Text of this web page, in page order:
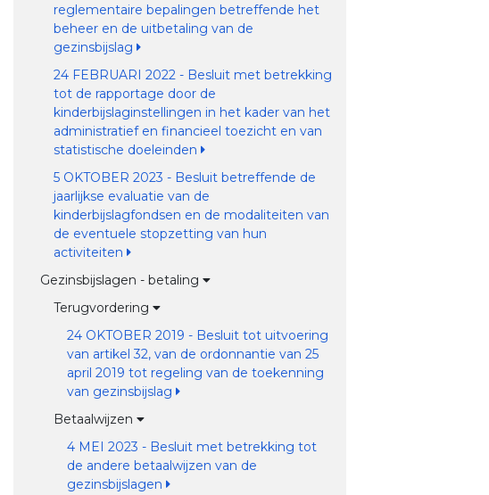
reglementaire bepalingen betreffende het
beheer en de uitbetaling van de
gezinsbijslag
24 FEBRUARI 2022 - Besluit met betrekking
tot de rapportage door de
kinderbijslaginstellingen in het kader van het
administratief en financieel toezicht en van
statistische doeleinden
5 OKTOBER 2023 - Besluit betreffende de
jaarlijkse evaluatie van de
kinderbijslagfondsen en de modaliteiten van
de eventuele stopzetting van hun
activiteiten
Gezinsbijslagen - betaling
Terugvordering
24 OKTOBER 2019 - Besluit tot uitvoering
van artikel 32, van de ordonnantie van 25
april 2019 tot regeling van de toekenning
van gezinsbijslag
Betaalwijzen
4 MEI 2023 - Besluit met betrekking tot
de andere betaalwijzen van de
gezinsbijslagen